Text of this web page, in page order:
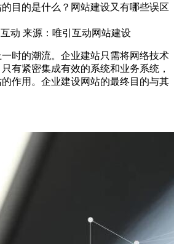
目的是什么？网站建设又有哪些误区
动 来源：唯引互动网站建设
时的潮流。企业建站只需将网络技术
有紧密集成有效的系统和业务系统，
作用。企业建设网站的最终目的与其